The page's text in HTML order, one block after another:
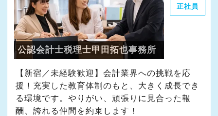
・その他付随する業務
これまでの会計事務所や経理経験を活かしてご
活躍いただけます。
また、経験やスキルに応じて徐々に担当する業
務の幅を広げていただきます。
将来的には申告書レビューなど、専門性を高め
正社員
公認会計士税理士甲田拓也事務所
【新宿／未経験歓迎】会計業界への挑戦を応
援！充実した教育体制のもと、大きく成長でき
る環境です。やりがい、頑張りに見合った報
酬、誇れる仲間を約束します！